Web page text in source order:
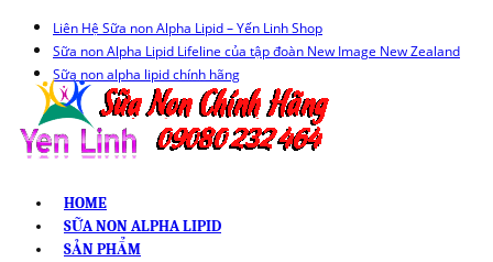
Liên Hệ Sữa non Alpha Lipid – Yến Linh Shop
Sữa non Alpha Lipid Lifeline của tập đoàn New Image New Zealand
Sữa non alpha lipid chính hãng
HOME
SỮA NON ALPHA LIPID
SẢN PHẨM